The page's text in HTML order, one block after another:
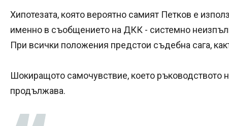
Хипотезата, която вероятно самият Петков е
именно в съобщението на ДКК - системно
При всички положения предстои съдебна сага,
Шокиращото самочувствие, което ръководството
продължава.